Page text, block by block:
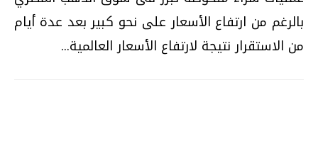
بالرغم من ارتفاع الأسعار على نحو كبير بعد عدة أيام
من الاستقرار نتيجة لارتفاع الأسعار العالمية...